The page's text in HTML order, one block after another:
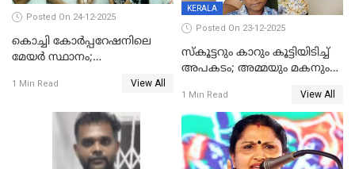
Posted On 24-12-2025
കൊച്ചി കോര്‍പ്പറേഷനിലെ
മേയര്‍ സ്ഥാനം;
രൂക്ഷം
1 Min Read View All
KERALA
Posted On 23-12-2025
സ്കൂട്ടറും കാറും കൂട്ടിയിടിച്ച്
അപകടം; അമ്മയും മകനും
ഗുരുതരാവസ്ഥയിൽ
1 Min Read View All